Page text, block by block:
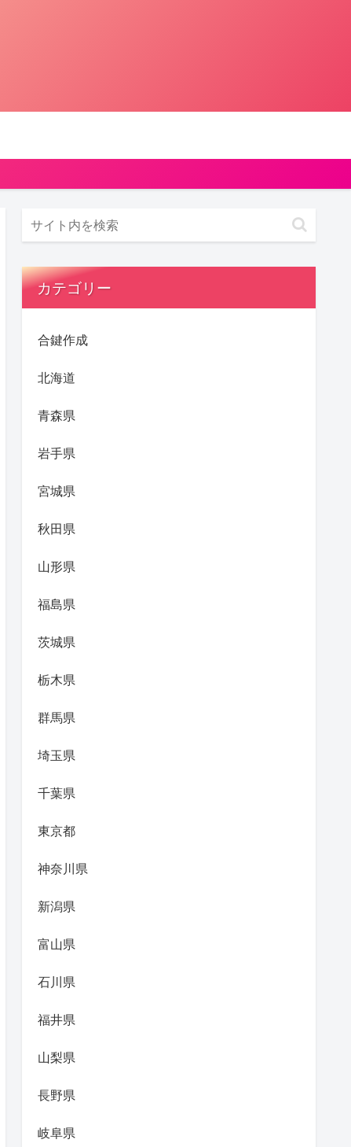
カテゴリー
合鍵作成
北海道
青森県
岩手県
宮城県
秋田県
山形県
福島県
茨城県
栃木県
群馬県
埼玉県
千葉県
東京都
神奈川県
新潟県
富山県
石川県
福井県
山梨県
長野県
岐阜県